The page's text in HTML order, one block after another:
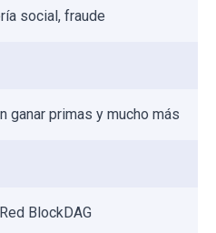
social, fraude
ganar primas y mucho más
BlockDAG